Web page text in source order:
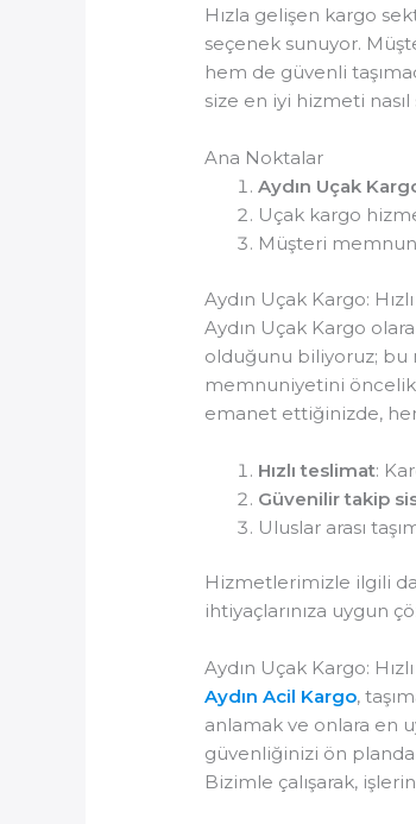
Hızla gelişen kargo
seçenek sunuyor.
hem de güvenli
size en iyi hizmeti
Ana Noktalar
Aydın Uçak
Uçak kargo
Müşteri
Aydın Uçak Kargo:
Aydın Uçak Kargo
olduğunu biliyoruz; bu
memnuniyetini
emanet ettiğinizde,
Hızlı teslimat:
Güvenilir takip
Uluslar arası
Hizmetlerimizle ilgili
ihtiyaçlarınıza uygun
Aydın Uçak Kargo:
Aydın Acil Kargo,
anlamak ve onlara en
güvenliğinizi ön planda
Bizimle çalışarak,